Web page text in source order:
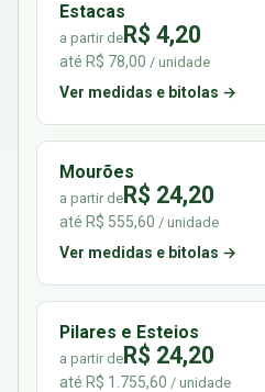
Estacas
a partir deR$ 4,20
até R$ 78,00 / unidade
Ver medidas e bitolas →
Mourões
a partir deR$ 24,20
até R$ 555,60 / unidade
Ver medidas e bitolas →
Pilares e Esteios
a partir deR$ 24,20
até R$ 1.755,60 / unidade